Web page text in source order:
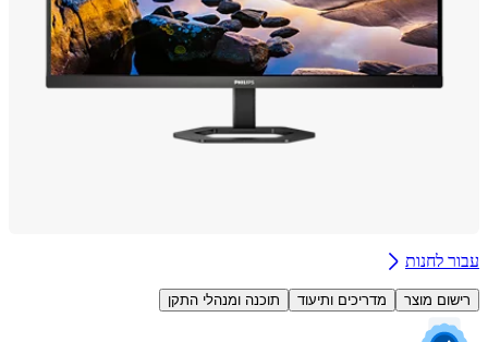
לחנות
מוצר מדריכים ותיעוד תוכנה ומנהלי התקן